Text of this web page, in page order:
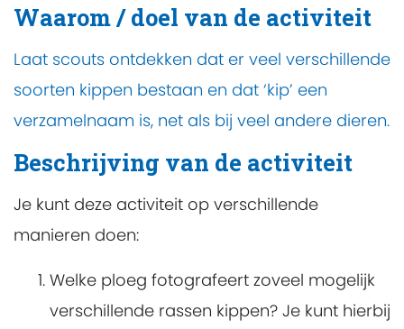
Waarom / doel van de activiteit
Laat scouts ontdekken dat er veel verschillende
soorten kippen bestaan en dat ‘kip’ een
verzamelnaam is, net als bij veel andere dieren.
Beschrijving van de activiteit
Je kunt deze activiteit op verschillende
manieren doen:
Welke ploeg fotografeert zoveel mogelijk
verschillende rassen kippen? Je kunt hierbij